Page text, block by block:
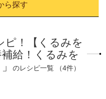
ら探す
ピ！【くるみを
給！くるみを
のレシピ一覧 （4件）